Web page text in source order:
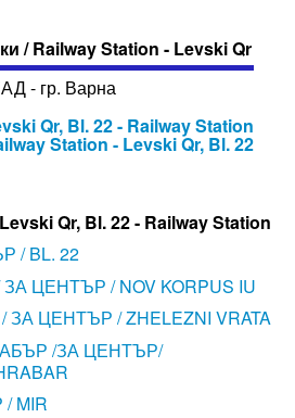
/ Railway Station - Levski Qr
- гр. Варна
Qr, Bl. 22 - Railway Station
Station - Levski Qr, Bl. 22
Qr, Bl. 22 - Railway Station
/ BL. 22
ЦЕНТЪР / NOV KORPUS IU
ЦЕНТЪР / ZHELEZNI VRATA
/ЗА ЦЕНТЪР/
MIR